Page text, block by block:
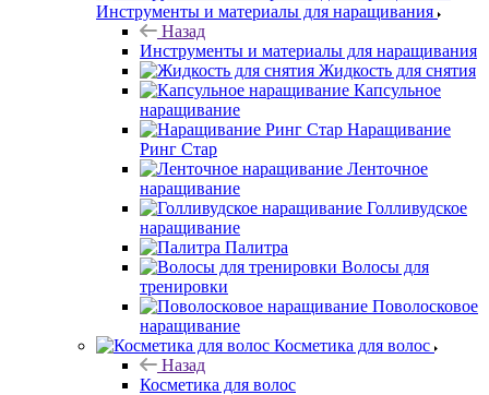
Инструменты и материалы для наращивания
Назад
Инструменты и материалы для наращивания
Жидкость для снятия
Капсульное
наращивание
Наращивание
Ринг Стар
Ленточное
наращивание
Голливудское
наращивание
Палитра
Волосы для
тренировки
Поволосковое
наращивание
Косметика для волос
Назад
Косметика для волос